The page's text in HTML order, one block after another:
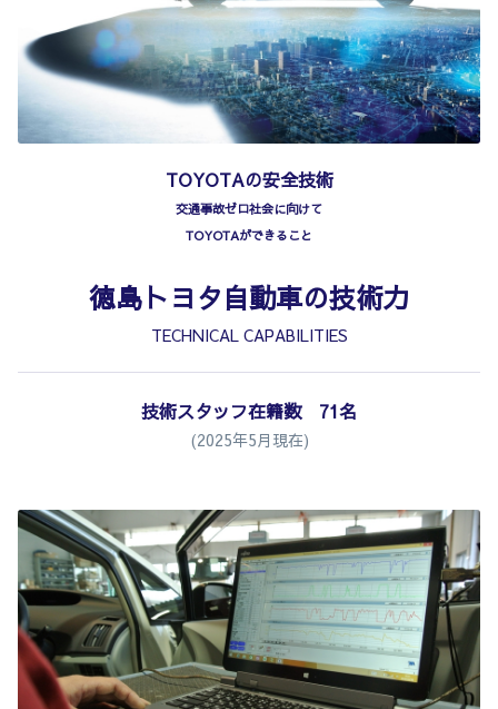
TOYOTAの安全技術
交通事故ゼロ社会に向けて
TOYOTAができること
徳島トヨタ自動車の技術力
TECHNICAL CAPABILITIES
技術スタッフ在籍数 71名
(2025年5月現在)